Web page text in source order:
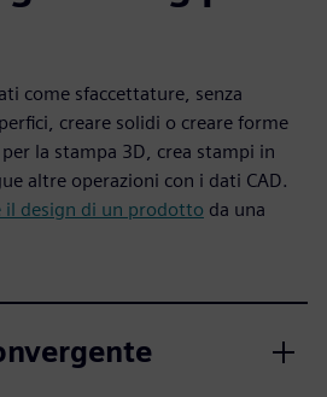
come sfaccettature, senza
creare solidi o creare forme
la stampa 3D, crea stampi in
altre operazioni con i dati CAD.
il design di un prodotto da una